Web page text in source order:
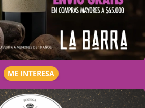
ME INTERESA